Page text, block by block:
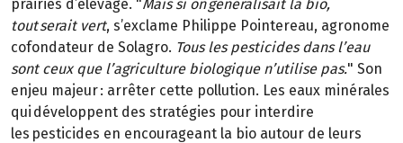
prairies d’élevage. "Mais si on généralisait la bio,
tout serait vert, s’exclame Philippe Pointereau, agronome
cofondateur de Solagro. Tous les pesticides dans l’eau
sont ceux que l’agriculture biologique n’utilise pas." Son
enjeu majeur : arrêter cette pollution. Les eaux minérales
qui développent des stratégies pour interdire
les pesticides en encourageant la bio autour de leurs